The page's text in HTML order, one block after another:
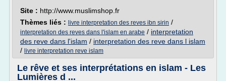
Site : http://www.muslimshop.fr
Thèmes liés : livre interpretation des reves ibn sirin /
interpretation des reves dans l'islam en arabe / interpretation
des reve dans l'islam / interpretation des reve dans l islam
/ livre interpretation reve islam
Le rêve et ses interprétations en islam - Les
Lumières d ...